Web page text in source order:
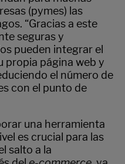
(pymes) las
“Gracias a este
seguras y
pueden integrar el
propia página web y
el número de
con el punto de
una herramienta
es crucial para las
salto a la